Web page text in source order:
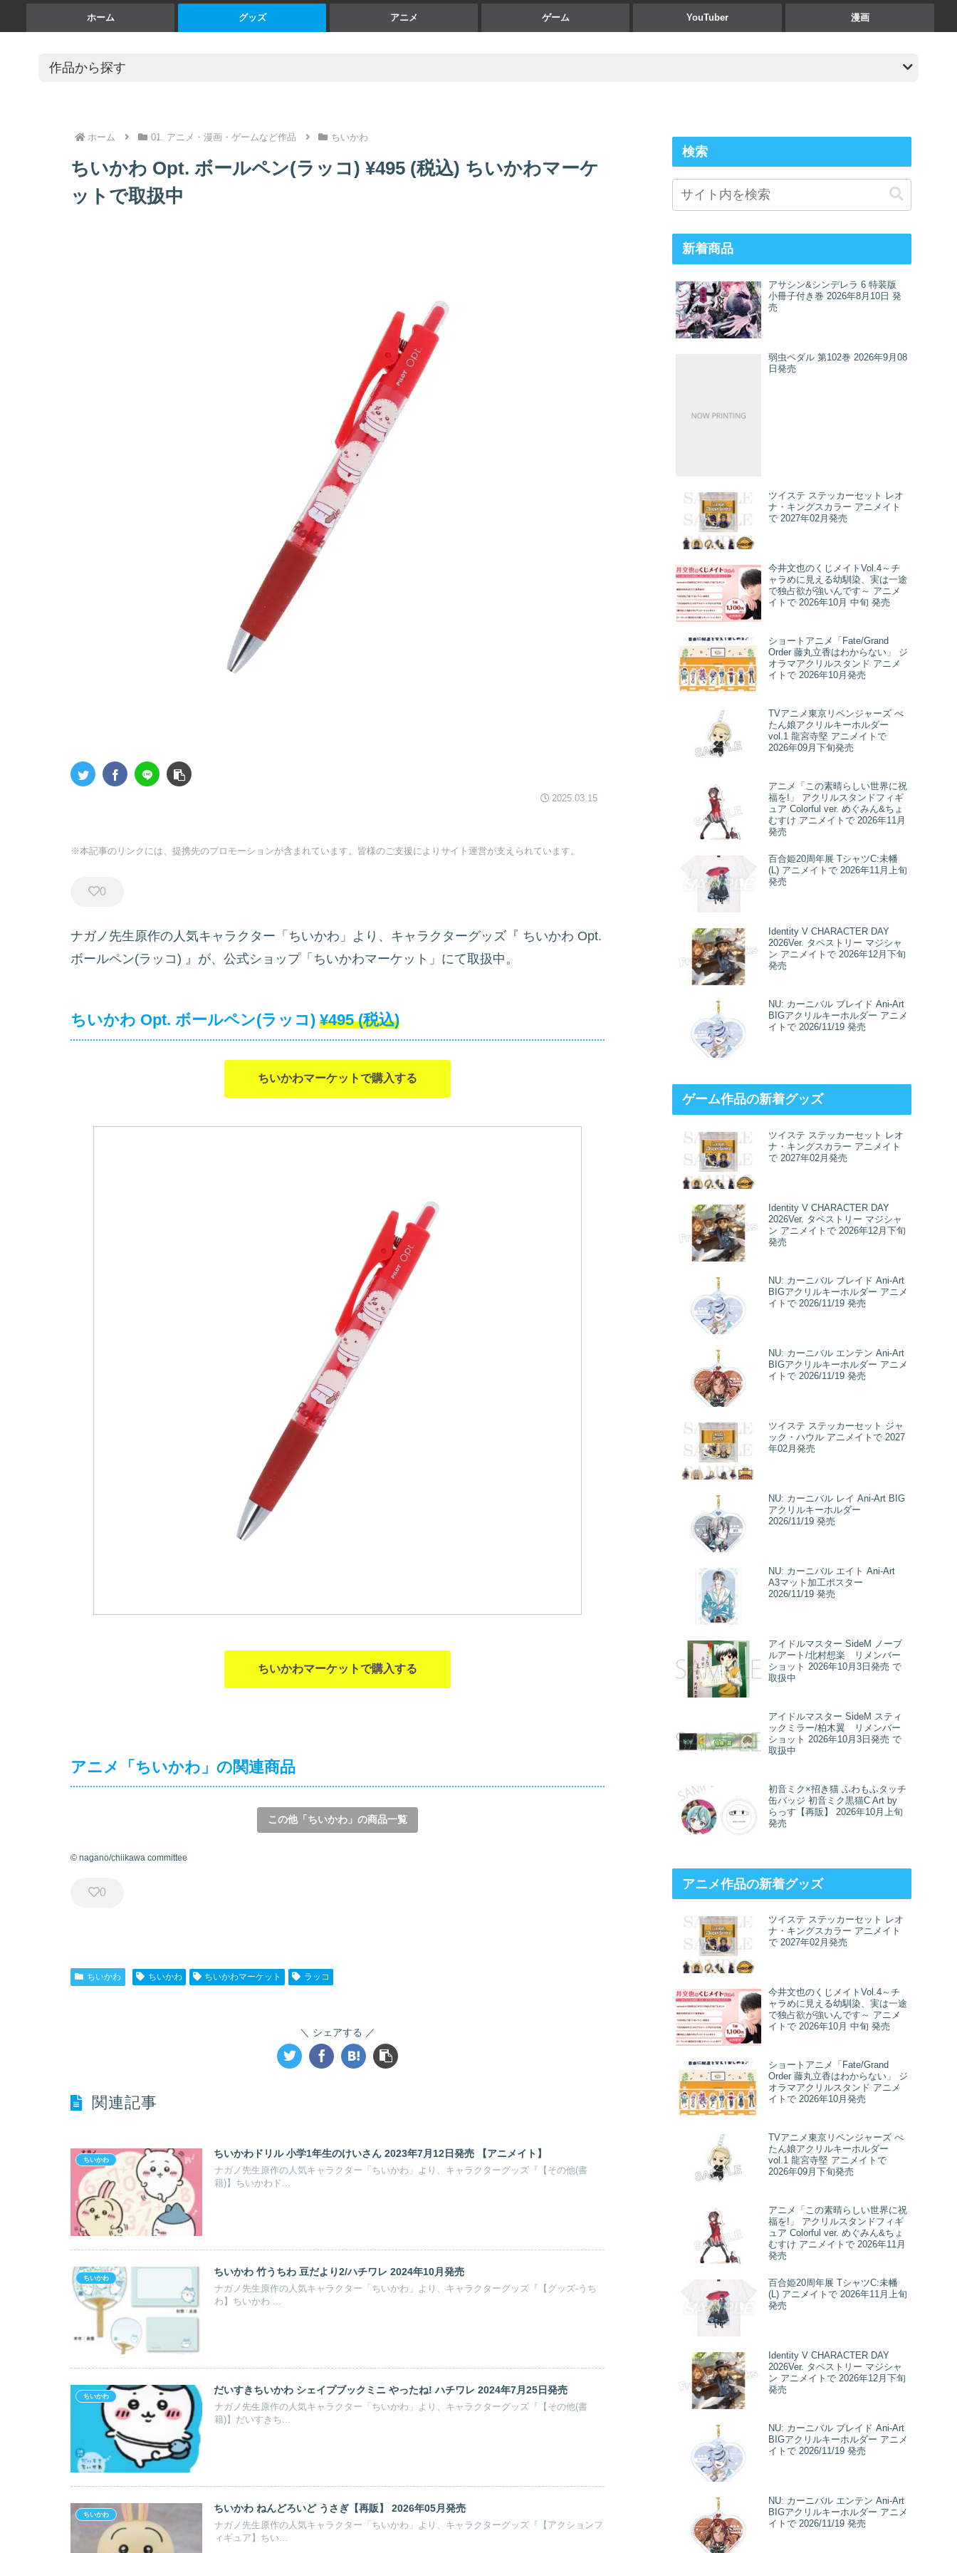
ホーム グッズ アニメ ゲーム YouTuber 漫画
ホーム 01. アニメ・漫画・ゲームなど作品 ちいかわ
ちいかわ Opt. ボールペン(ラッコ) ¥495 (税込) ちいかわマーケ
ットで取扱中
2025.03.15
※本記事のリンクには、提携先のプロモーションが含まれています。皆様のご支援によりサイト運営が支えられています。
0
ナガノ先生原作の人気キャラクター「ちいかわ」より、キャラクターグッズ『 ちいかわ Opt.
ボールペン(ラッコ) 』が、公式ショップ「ちいかわマーケット」にて取扱中。
ちいかわ Opt. ボールペン(ラッコ) ¥495(税込)
ちいかわマーケットで購入する
ちいかわマーケットで購入する
アニメ「ちいかわ」の関連商品
この他「ちいかわ」の商品一覧
© nagano/chiikawa committee
0
ちいかわ ちいかわ ちいかわマーケット ラッコ
シェアする
関連記事
ちいかわ
ちいかわドリル 小学1年生のけいさん 2023年7月12日発売 【アニメイト】
ナガノ先生原作の人気キャラクター「ちいかわ」より、キャラクターグッズ『【その他(書
籍)】ちいかわド...
ちいかわ
ちいかわ 竹うちわ 豆だより2/ハチワレ 2024年10月発売
ナガノ先生原作の人気キャラクター「ちいかわ」より、キャラクターグッズ『【グッズ-うち
わ】ちいかわ ...
ちいかわ
だいすきちいかわ シェイプブックミニ やったね! ハチワレ 2024年7月25日発売
ナガノ先生原作の人気キャラクター「ちいかわ」より、キャラクターグッズ『【その他(書
籍)】だいすきち...
ちいかわ
ちいかわ ねんどろいど うさぎ【再販】 2026年05月発売
ナガノ先生原作の人気キャラクター「ちいかわ」より、キャラクターグッズ『【アクションフ
ィギュア】ちい...
検索
新着商品
アサシン&シンデレラ 6 特装版
小冊子付き巻 2026年8月10日 発
売
弱虫ペダル 第102巻 2026年9月08
日発売
ツイステ ステッカーセット レオ
ナ・キングスカラー アニメイト
で 2027年02月発売
今井文也のくじメイトVol.4～チ
ャラめに見える幼馴染、実は一途
で独占欲が強いんです～ アニメ
イトで 2026年10月 中旬 発売
ショートアニメ「Fate/Grand
Order 藤丸立香はわからない」 ジ
オラマアクリルスタンド アニメ
イトで 2026年10月発売
TVアニメ東京リベンジャーズ ぺ
たん娘アクリルキーホルダー
vol.1 龍宮寺堅 アニメイトで
2026年09月下旬発売
アニメ「この素晴らしい世界に祝
福を!」 アクリルスタンドフィギ
ュア Colorful ver. めぐみん&ちょ
むすけ アニメイトで 2026年11月
発売
百合姫20周年展 TシャツC:未幡
(L) アニメイトで 2026年11月上旬
発売
Identity V CHARACTER DAY
2026Ver. タペストリー マジシャ
ン アニメイトで 2026年12月下旬
発売
NU: カーニバル ブレイド Ani-Art
BIGアクリルキーホルダー アニメ
イトで 2026/11/19 発売
ゲーム作品の新着グッズ
ツイステ ステッカーセット レオ
ナ・キングスカラー アニメイト
で 2027年02月発売
Identity V CHARACTER DAY
2026Ver. タペストリー マジシャ
ン アニメイトで 2026年12月下旬
発売
NU: カーニバル ブレイド Ani-Art
BIGアクリルキーホルダー アニメ
イトで 2026/11/19 発売
NU: カーニバル エンテン Ani-Art
BIGアクリルキーホルダー アニメ
イトで 2026/11/19 発売
ツイステ ステッカーセット ジャ
ック・ハウル アニメイトで 2027
年02月発売
NU: カーニバル レイ Ani-Art BIG
アクリルキーホルダー
2026/11/19 発売
NU: カーニバル エイト Ani-Art
A3マット加工ポスター
2026/11/19 発売
アイドルマスター SideM ノーブ
ルアート/北村想楽 リメンバー
ショット 2026年10月3日発売 で
取扱中
アイドルマスター SideM スティ
ックミラー/柏木翼 リメンバー
ショット 2026年10月3日発売 で
取扱中
初音ミク×招き猫 ふわもふタッチ
缶バッジ 初音ミク黒猫C Art by
らっす【再販】 2026年10月上旬
発売
アニメ作品の新着グッズ
ツイステ ステッカーセット レオ
ナ・キングスカラー アニメイト
で 2027年02月発売
今井文也のくじメイトVol.4～チ
ャラめに見える幼馴染、実は一途
で独占欲が強いんです～ アニメ
イトで 2026年10月 中旬 発売
ショートアニメ「Fate/Grand
Order 藤丸立香はわからない」 ジ
オラマアクリルスタンド アニメ
イトで 2026年10月発売
TVアニメ東京リベンジャーズ ぺ
たん娘アクリルキーホルダー
vol.1 龍宮寺堅 アニメイトで
2026年09月下旬発売
アニメ「この素晴らしい世界に祝
福を!」 アクリルスタンドフィギ
ュア Colorful ver. めぐみん&ちょ
むすけ アニメイトで 2026年11月
発売
百合姫20周年展 TシャツC:未幡
(L) アニメイトで 2026年11月上旬
発売
Identity V CHARACTER DAY
2026Ver. タペストリー マジシャ
ン アニメイトで 2026年12月下旬
発売
NU: カーニバル ブレイド Ani-Art
BIGアクリルキーホルダー アニメ
イトで 2026/11/19 発売
NU: カーニバル エンテン Ani-Art
BIGアクリルキーホルダー アニメ
イトで 2026/11/19 発売